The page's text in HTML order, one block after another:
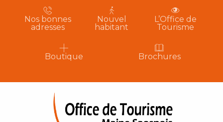
Nos bonnes
adresses
Nouvel
habitant
L’Office de
Tourisme
Boutique Brochures